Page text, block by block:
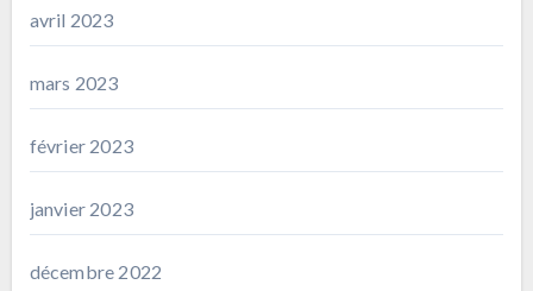
avril 2023
mars 2023
février 2023
janvier 2023
décembre 2022